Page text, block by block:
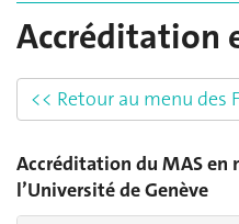
Accréditation
<< Retour au menu des
Accréditation du MAS en
l’Université de Genève